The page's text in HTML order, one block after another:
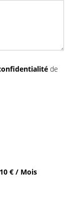
de
€ / Mois